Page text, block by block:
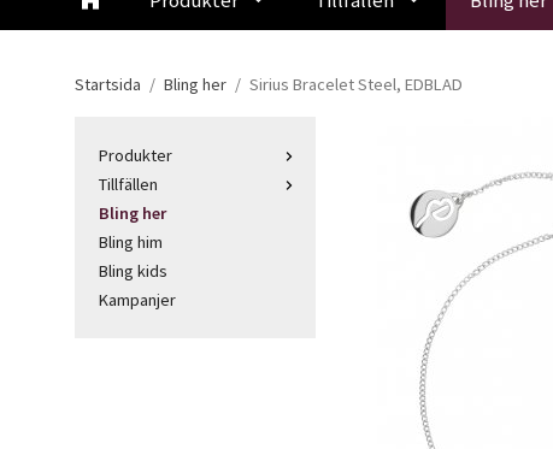
Startsida / Bling her / Sirius Bracelet Steel, EDBLAD
Produkter
Tillfällen
Bling her
Bling him
Bling kids
Kampanjer